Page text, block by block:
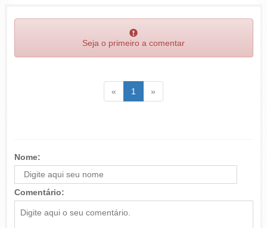
Seja o primeiro a comentar
« Voltar1 (atual)
»
Nome:
Comentário: